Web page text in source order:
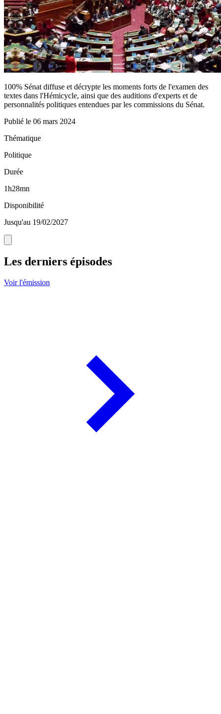
100% Sénat diffuse et décrypte les moments forts de l'examen des
textes dans l'Hémicycle, ainsi que des auditions d'experts et de
personnalités politiques entendues par les commissions du Sénat.
Publié le 06 mars 2024
Thématique
Politique
Durée
1h28mn
Disponibilité
Jusqu'au 19/02/2027
Les derniers épisodes
Voir l'émission